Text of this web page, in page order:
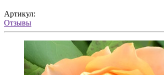
Артикул:
Отзывы